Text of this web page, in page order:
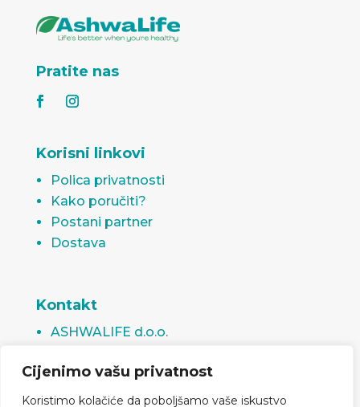
Cijenimo vašu privatnost
Koristimo kolačiće da poboljšamo vaše iskustvo
Pratite nas
Korisni linkovi
Polica privatnosti
Kako poručiti?
Postani partner
Dostava
Kontakt
ASHWALIFE d.o.o.
Bosna i Hercegovina
info@ashwalife.ba